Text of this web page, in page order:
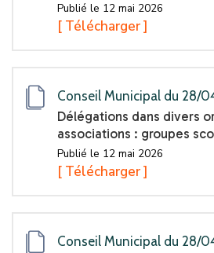
Publié le 12 mai 2026
[ Télécharger ]
Conseil Municipal du 28/
Délégations dans divers
associations : groupes
Publié le 12 mai 2026
[ Télécharger ]
Conseil Municipal du 28/